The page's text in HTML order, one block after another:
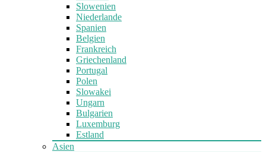
Slowenien
Niederlande
Spanien
Belgien
Frankreich
Griechenland
Portugal
Polen
Slowakei
Ungarn
Bulgarien
Luxemburg
Estland
Asien